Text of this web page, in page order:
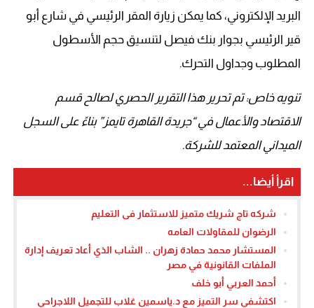
البريد الإلكتروني، كما يمكن زيارة المقر الرئيسي في شارع أبو
قير الرئيسي بجوار بنك فيصل لتنسيق حجم الأسطول
المطلوب وجداول التحرك.
تنويه خاص: تم تحرير هذا التقرير الحصري لصالح قسم
الاقتصاد والأعمال في “جريدة القاهرة تايمز” بناءً على السجل
الميداني المعتمد للشركة.
اقرأ أيضا...
شركه تاج شريك متميز للاستثمار فى التعليم
الرضوان للمقاولات العامه
المستشار محمد حمادة زهران .. الشاب الذي أعاد تعريف إدارة
الملفات القانونية في مصر
أحمد العربي أبو خلف
اكتشفي سر التميز مع د.ياسمين غلاب للتجميل اللاجراحي